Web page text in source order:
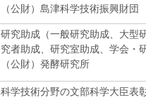
（公財）島津科学技術振興財団
研究助成（一般研究助成、大型
究者助成、研究室助成、学会・
（公財）発酵研究所
科学技術分野の文部科学大臣表